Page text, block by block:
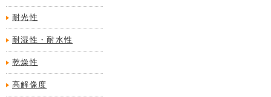
耐光性
耐湿性・耐水性
乾燥性
高解像度